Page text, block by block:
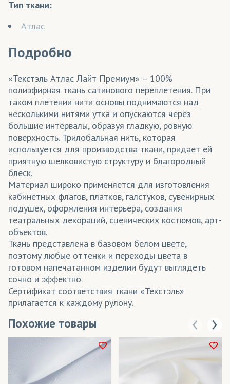
Тип ткани:
Атлас
Подробно
«Текстэль Атлас Лайт Премиум» – 100%
полиэфирная ткань сатинового переплетения. При
таком плетении нити основы поднимаются над
несколькими нитями утка и опускаются через
большие интервалы, образуя гладкую, ровную
поверхность. Трилобальная нить, которая
используется для производства ткани, придает ей
приятную шелковистую структуру и благородный
блеск.
Материал широко применяется для изготовления
кабинетных флагов, платков, галстуков, сувенирных
подушек, оформления интерьера, создания
театральных декораций, сценических костюмов, арт-
объектов.
Ткань представлена в базовом белом цвете,
поэтому любые оттенки и переходы цвета в
готовом напечатанном изделии будут выглядеть
сочно и эффектно.
Сертификат соответствия ткани «Текстэль»
прилагается к каждому рулону.
Похожие товары